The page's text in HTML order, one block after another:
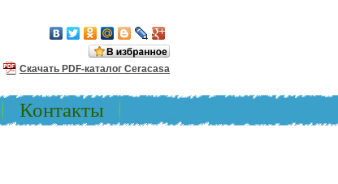
Скачать PDF-каталог Ceracasa
Контакты